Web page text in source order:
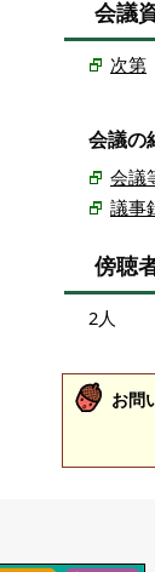
会議
次第
会議の
会議
議事
傍聴
2人
お問